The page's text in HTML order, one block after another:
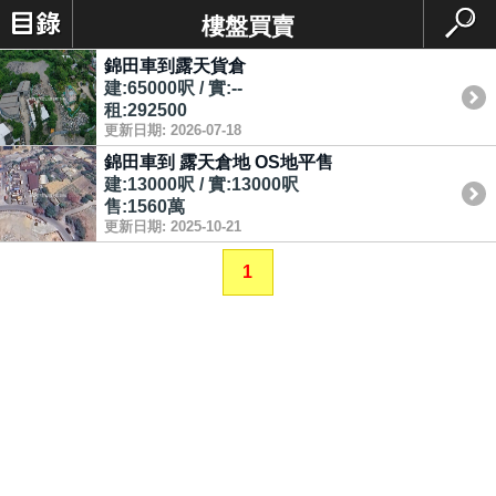
樓盤買賣
錦田車到露天貨倉
建:65000呎 / 實:--
租:292500
更新日期: 2026-07-18
錦田車到 露天倉地 OS地平售
建:13000呎 / 實:13000呎
售:1560萬
更新日期: 2025-10-21
1